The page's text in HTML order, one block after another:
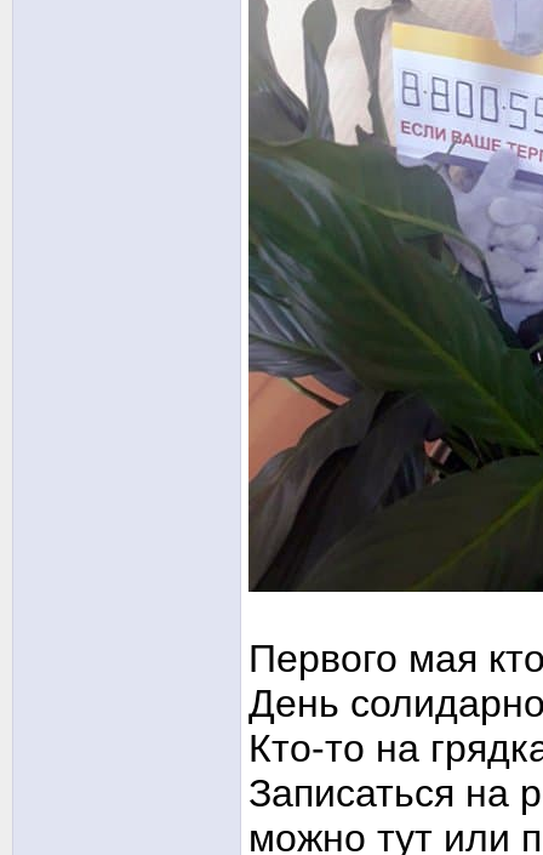
Первого мая
День
Кто-то на
Записаться на
можно тут или